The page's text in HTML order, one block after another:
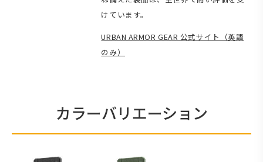
けています。
URBAN ARMOR GEAR 公式サイト（英語
のみ）
カラーバリエーション